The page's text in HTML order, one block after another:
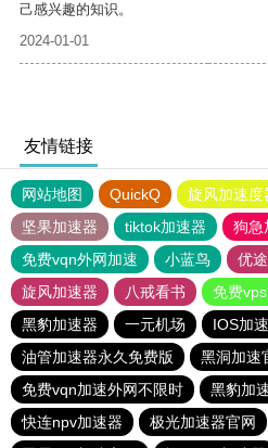
己感兴趣的知识。
2024-01-01
友情链接
网站地图 QuickQ 旋风加速度
坚果加速器
tiktok加速器
狗急
免费vqn外网加速
小蓝鸟 优
旋风加速器
八戒看书
免费
黑豹加速器
一元机场
IOS加
油管加速器永久免费版
黑洞加速
免费vqn加速外网不限时
黑豹加
快连npv加速器
极光加速器官网